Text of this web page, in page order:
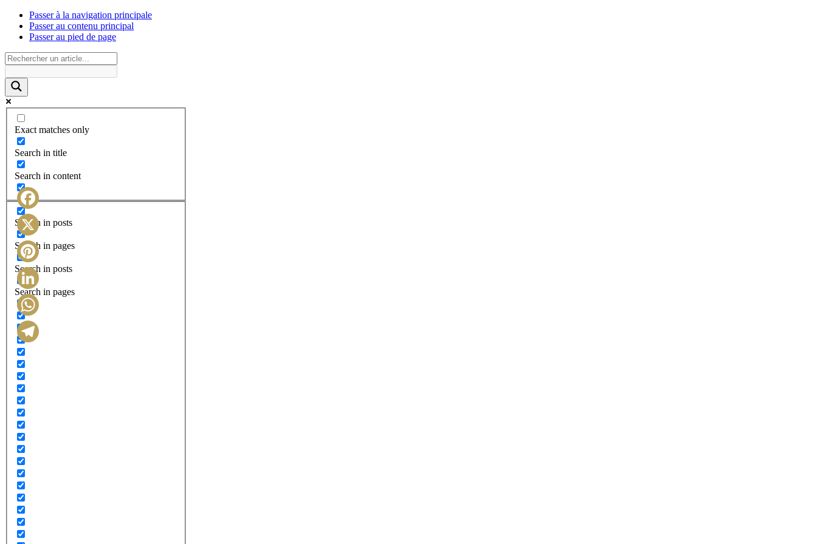
Passer à la navigation principale
Passer au contenu principal
Passer au pied de page
Exact matches only
Search in title
Search in content
Search in posts
Search in pages
Search in posts
Search in pages
Facebook
X
Pinterest
LinkedIn
WhatsApp
Telegram